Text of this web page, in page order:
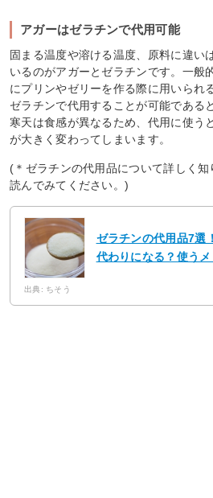
アガーはゼラチンで代用可能
固まる温度や溶ける温度、原料に違い
いるのがアガーとゼラチンです。一般
にプリンやゼリーを作る際に用いられ
ゼラチンで代用することが可能である
寒天は食感が異なるため、代用に使う
が大きく変わってしまいます。
(＊ゼラチンの代用品について詳しく
読んでみてください。)
ゼラチンの代用品7選
代わりになる？使うメ
出典: ちそう